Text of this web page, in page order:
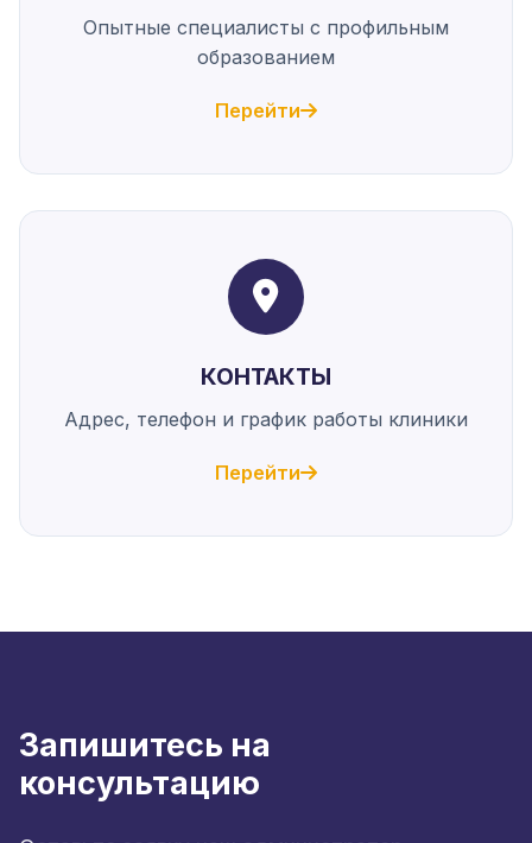
Опытные специалисты с профильным
образованием
Перейти
КОНТАКТЫ
Адрес, телефон и график работы клиники
Перейти
Запишитесь на
консультацию